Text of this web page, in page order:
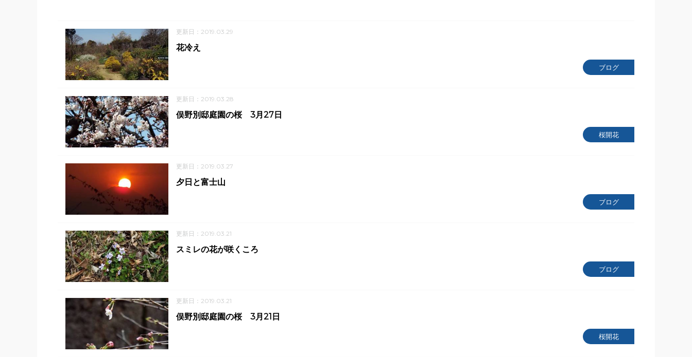
更新日：2019.03.29
ブログ
花冷え
更新日：2019.03.28
桜開花
俣野別邸庭園の桜 3月27日
更新日：2019.03.27
ブログ
夕日と富士山
更新日：2019.03.21
ブログ
スミレの花が咲くころ
更新日：2019.03.21
桜開花
俣野別邸庭園の桜 3月21日